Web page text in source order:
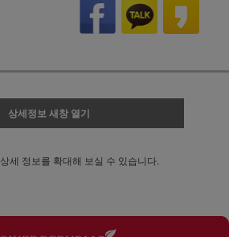
상세정보 새창 열기
상세 정보를 확대해 보실 수 있습니다.